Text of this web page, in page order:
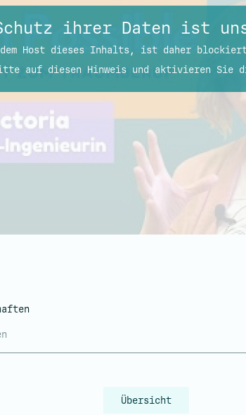
ihrer Daten ist
dem Host dieses Inhalts, ist daher
auf diesen Hinweis und aktivieren Sie
Übersicht